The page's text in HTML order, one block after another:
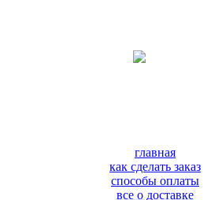
главная
как сделать заказ
способы оплаты
все о доставке